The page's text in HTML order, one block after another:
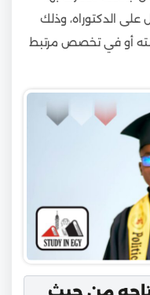
على الدكتوراه، وذلك
أو في تخصص مرتبط